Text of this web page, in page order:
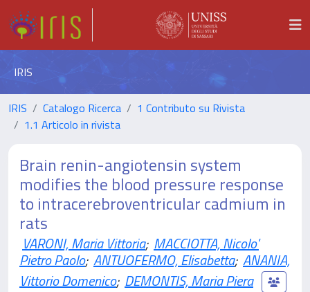
IRIS
IRIS Catalogo Ricerca
1 Contributo su Rivista
1.1 Articolo in rivista
Brain renin-angiotensin system
modifies the blood pressure response
to intracerebroventricular cadmium in
rats
VARONI, Maria Vittoria; MACCIOTTA, Nicolo'
Pietro Paolo; ANTUOFERMO, Elisabetta; ANANIA,
Vittorio Domenico; DEMONTIS, Maria Piera